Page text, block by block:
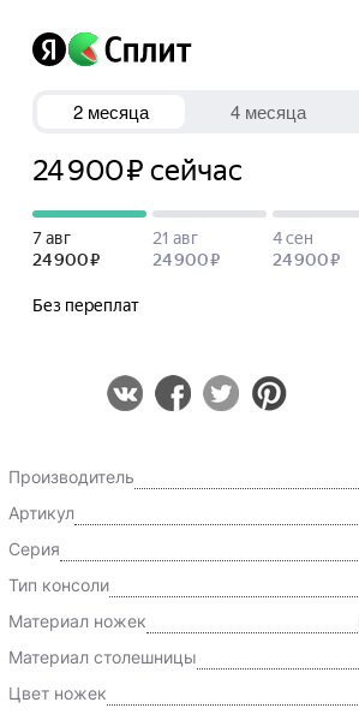
Производитель
Артикул
Серия
Тип консоли
Материал ножек
Материал столешницы
Цвет ножек